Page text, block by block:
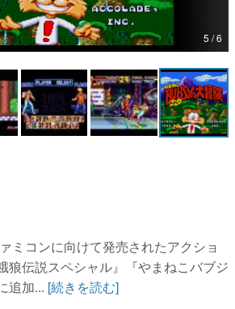
5 / 6
ミコンに向けて発売されたアクショ
狼伝説スペシャル』『やまねこバブジ
追加... [続きを読む]